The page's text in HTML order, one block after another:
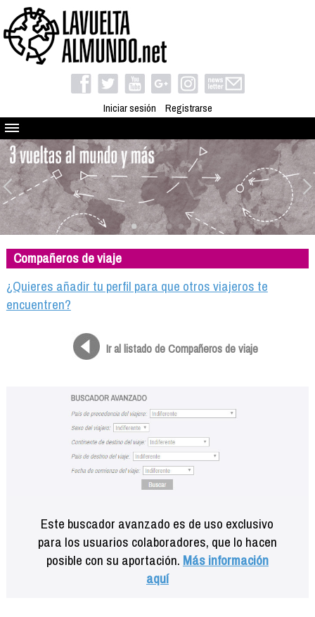
Iniciar sesión Registrarse
Quienes somos
El proyecto
Blog
Viaja con nosotros
Camino solidario
Libros
Compañeros de viaje
Compañeros de viaje
¿Quieres añadir tu perfil para que otros viajeros te
encuentren?
Ir al listado de Compañeros de viaje
Este buscador avanzado es de uso exclusivo
para los usuarios colaboradores, que lo hacen
posible con su aportación. Más información
aquí